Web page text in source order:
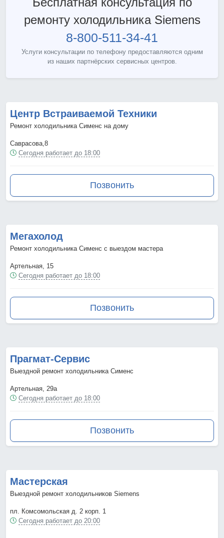
ремонту холодильника Siemens
8-800-511-34-41
Услуги консультации по телефону предоставляются одним
из наших партнёрских сервисных центров.
Центр Встраиваемой Техники
Ремонт холодильника Сименс на дому
Саврасова,8
Сегодня работает до 18:00
Позвонить
Мегахолод
Ремонт холодильника Сименс с выездом мастера
Артельная, 15
Сегодня работает до 18:00
Позвонить
Прагмат-Сервис
Выездной ремонт холодильника Сименс
Артельная, 29а
Сегодня работает до 18:00
Позвонить
Мастерская
Выездной ремонт холодильников Siemens
пл. Комсомольская д. 2 корп. 1
Сегодня работает до 20:00